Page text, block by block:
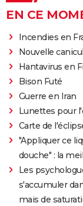
EN CE
Incendies en
Nouvelle
Hantavirus en
Bison Futé
Guerre en Iran
Lunettes pour
Carte de
"Appliquer ce
douche" : la
Les
s'accumuler
mais de